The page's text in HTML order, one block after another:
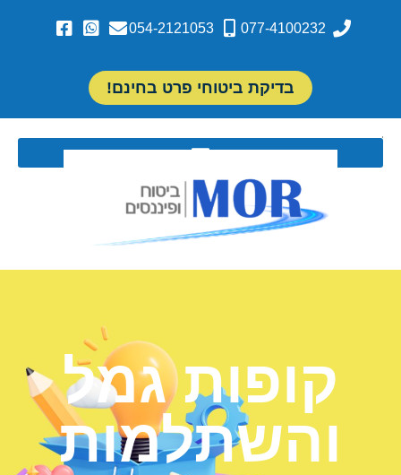
077-4100232
054-2121053
בדיקת ביטוחי פרט בחינם!
קופות גמל
והשתלמות